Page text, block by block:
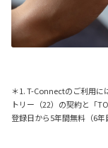
＊1. T-Connectのご利用
トリー（22）の契約と「
登録日から5年間無料（6年